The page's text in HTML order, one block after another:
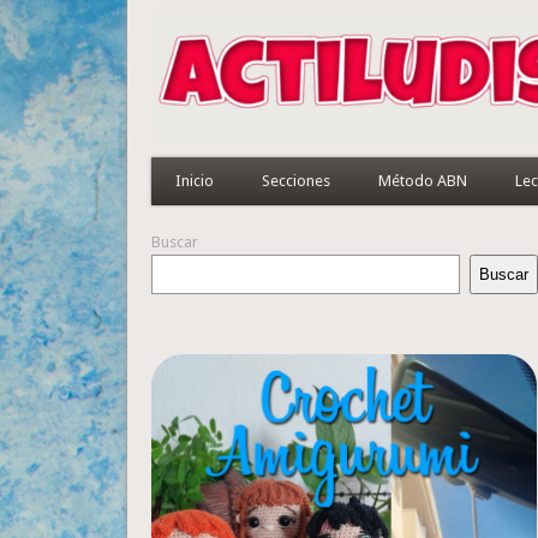
Inicio Secciones Método ABN
Buscar
Buscar